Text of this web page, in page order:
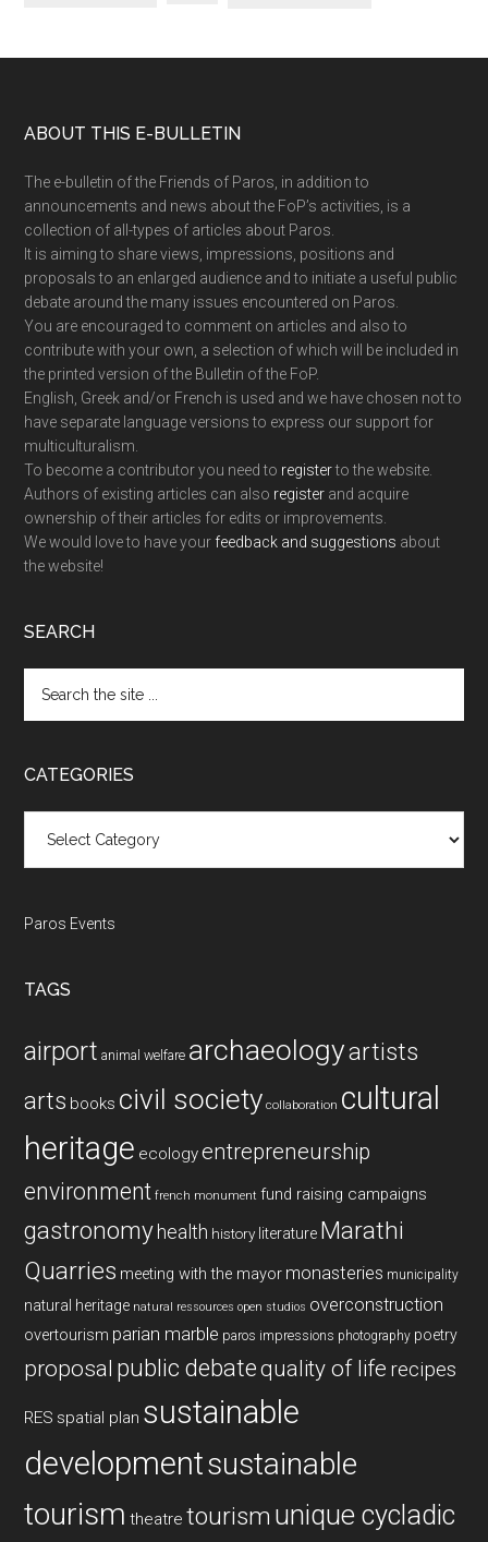
Footer
ABOUT THIS E-BULLETIN
The e-bulletin of the Friends of Paros, in addition to
announcements and news about the FoP’s activities, is a
collection of all-types of articles about Paros.
It is aiming to share views, impressions, positions and
proposals to an enlarged audience and to initiate a useful public
debate around the many issues encountered on Paros.
You are encouraged to comment on articles and also to
contribute with your own, a selection of which will be included in
the printed version of the Bulletin of the FoP.
English, Greek and/or French is used and we have chosen not to
have separate language versions to express our support for
multiculturalism.
To become a contributor you need to registerto the website.
Authors of existing articles can also register and acquire
ownership of their articles for edits or improvements.
We would love to have your feedback and suggestions about
the website!
SEARCH
the
CATEGORIES
Paros Events
TAGS
airport animal welfare archaeologyartists
arts books civil society collaboration cultural
heritage ecologyentrepreneurship
environment french monument fund raising campaigns
gastronomy health history literature Marathi
Quarries meeting with the mayor monasteries municipality
natural heritage natural ressources open studios overconstruction
overtourism parian marble paros impressions photography poetry
proposal public debatequality of life recipes
RES spatial plan sustainable
developmentsustainable
tourism theatre tourism unique cycladic